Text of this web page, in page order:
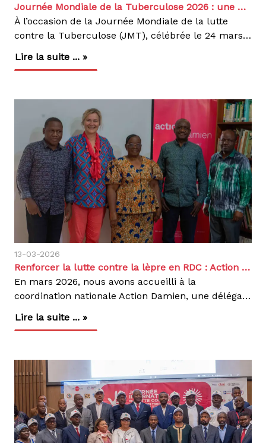
Journée Mondiale de la Tuberculose 2026 : une mobilisation renforcée pour mettre fin à la TB en RDC
À l’occasion de la Journée Mondiale de la lutte
contre la Tuberculose (JMT), célébrée le 24 mars 2026, Action Damien RDC a pris part à la cérémonie officielle organisée au Programme National de Lutte contre la Tuberculose (PNLT), à Kinshasa.Cette journée a réuni les autorités sanitaires, notamment les représentants du Ministère de la Santé Publique, Hygiène et Prévoyance Sociale, les partenaires techniques et financiers, les acteurs communautaires ainsi que les prestataires de soins, autour du thème : « Oui, nous pouvons mettre fin à la TB, sous l’impulsion du gouvernement et porté par les communautés », dans l’objectif commun d’accélérer la lutte contre la tuberculose en République Démocratique du Congo.Dans le cadre de cette journée, nous avons également visité le site de dépistage installé à la messe des officiers du camp kokolo , où nous avons pu suivre le déroulement des activités et constater l’engagement des participants. Un message fort du Gouvernement face à un défi persistantDans son allocution, la représentante du Secrétaire Général à la Santé a rappelé que la tuberculose demeure un problème majeur de santé publique en RDC.Chaque jour, environ 12 personnes meurent encore de la tuberculose dans le pays. Elle a souligné l’urgence d’agir, à moins de cinq ans des échéances internationales :2030 : étape clé des engagements mondiaux2035 : objectif d’élimination de la tuberculoseLe Gouvernement congolais a réaffirmé son engagement à travers :Le renforcement du financement de la lutte contre la TB ;L’amélioration de l’accès aux soins ;La production locale des médicaments ; La promotion de la Couverture Santé Universelle.Elle a également insisté sur le rôle clé des communautés et des partenaires dans cette lutte.Une situation épidémiologique préoccupanteLes données présentées par le PNLT mettent en évidence l’ampleur du défi. La RDC figure parmi les pays à forte charge de tuberculose, avec 456 105 cas estimés en 2024, dont seulement 286 700 notifiés, soit environ 163 000 cas manquants ; Une augmentation des cas de tuberculose multirésistante (TB-MDR).Malgré des progrès enregistrés, la maladie continue d’affecter fortement les populations, en particulier les plus vulnérables.Un appel à la mobilisation et à la responsabilité collectiveDans son mot de bienvenue, le Directeur du PNLT a insisté sur : La nécessité de renforcer la mobilisation des ressources locales ; l’importance du dépistage précoce ; l’adhésion rigoureuse au traitement, pourtant gratuit en RDC.Il a également salué les efforts du gouvernement, notamment : L’achat international d’antituberculeux ; Le lancement de la production locale de médicaments. Un message fort a été adressé aux communautés : reconnaître les symptômes, notamment la toux persistante, et se faire dépister rapidement.Des partenaires engagés malgré les contraintesAu nom des partenaires, Action Damien a réaffirmé son engagement aux côtés du PNLT : Malgré les restrictions budgétaires, les partenaires restent mobilisés pour lutter contre la tuberculose et optimiser les ressources disponibles, notamment grâce à des approches innovantes comme l’intelligence artificielle.Des financements et projets à fort impactLa lutte contre la tuberculose en RDC repose sur plusieurs financements complémentaires :Fonds mondial : appui à l’approche communautaire TBundefinedVIH dans les provinces du Nord-Kivu, de la Tshopo et du Haut-Uele ;Financement DGD : soutien aux activités globales de lutte contre la TB (prévention, diagnostic, traitement, approvisionnement, formation, sensibilisation et lutte contre la stigmatisation).Projet TIFA : intensification du dépistage actif, suivi des cas contacts et amélioration de l’adhésion au traitement (transport et appui alimentaire) ;Centre d’Excellence Damien (CEDA) : prise en charge des cas complexes et multirésistants, avec un accompagnement médical, psychosocial et nutritionnel.Vers un avenir sans tuberculoseLa Journée Mondiale de la lutte contre la Tuberculose 2026 a rappelé que mettre fin à la TB est possible, à condition de renforcer : l’engagement politique ; les financements durables ; l’innovation ; l’implication des communautés.Action Damien réaffirme son engagement à poursuivre ses actions aux côtés du PNLT et de ses partenaires.Ensemble, nous pouvons accélérer la lutte contre la tuberculose et sauver des vies en RDC.
Lire la suite ... »
13-03-2026
Renforcer la lutte contre la lèpre en RDC : Action Damien participe à une étude multicentrique
En mars 2026, nous avons accueilli à la
coordination nationale Action Damien, une délégation scientifique composée du professeur Bouke De Jong de l’Institut de Médecine Tropicale (IMT) et du professeur Marie-Josée Kabedi de l’Institut National de Recherche Biomédicale (INRB) pour un échange autour d’un projet de recherche sur la lèpre intitulée : « Etude sur la transmission et la résistance de Mycobacterium Leprae undefined Mycobacterium lepromatosis en Afrique ».Financée par la Leprosy Research Initiative (LRI), cette étude multicentrique, menée dans quatre pays africains (Burundi, Cameroun, Ghana, RDC), vise à mieux comprendre la transmission de la lèpre et la résistance aux médicaments antilépreux.Au cours de cette rencontre, nous avons échangé sur notre éventuelle participation à cette étude, dans le cadre de notre engagement dans la lutte contre la lèpre. Nous avons également discuté de la faisabilité et des modalités pratiques de sa mise en œuvre, notamment en ce qui concerne la surveillance de la résistance des bactéries aux traitements, un enjeu majeur pour garantir leur efficacité.En RDC, initialement prévue dans les provinces de Kinshasa et du Kongo Central, où le nombre de cas reste faible, l’étude pourrait être étendue à d’autres provinces plus endémiques, notamment le Tanganyika, la Tshopo et le Haut-Katanga, qui comptaient plus de 1 000 cas par an en 2024. Une telle extension permettrait de mieux documenter la situation, renforcer la surveillance de la maladie, de la résistance aux médicaments, ainsi qu’accroître l’impact des interventions sur le terrain.À l’échelle nationale, la lèpre demeure un problème de santé publique dans certaines provinces, malgré les efforts engagés ces dernières années. Tandis que les zones comme Kinshasa, enregistrent un faible nombre de cas, d’autres régions plus endémiques, citées ci-dessus, continuent de signaler un nombre élevé de nouveaux cas chaque année. Cette situation met en évidence la nécessité de renforcer le dépistage précoce, la sensibilisation des communautés et l’accès au traitement afin de limiter les complications et interrompre la transmission. Grâce à l’engagement des autorités sanitaires et des partenaires, des progrès sont réalisés, mais la lutte contre la maladie nécessite une vigilance constante et des interventions adaptées aux réalités locales.La lèpre, une infection chronique causée par la bactérie Mycobacterium leprae. Elle affecte principalement la peau, les nerfs périphériques (de mains et de pieds), les yeux en passant par les voies respiratoires supérieures. En l’absence de traitement, elle peut entraîner des déformations et des handicaps permanents. Heureusement, la maladie est curable grâce à la polychimiothérapie (MDT – Multi-Drug Therapy), qui combine généralement trois médicaments : la dapsone, la rifampicine et la clofazimine, administrés sur plusieurs mois pour garantir l’élimination de la bactérie et prévenir la transmission.Ainsi, cette rencontre représente une étape majeure dans le renforcement de la collaboration scientifique et de la recherche. Elle contribue à mieux comprendre la lèpre et à améliorer la prise en charge des patients en RDC, tout en consolidant nos efforts pour lutter efficacement contre cette maladie.
Lire la suite ... »